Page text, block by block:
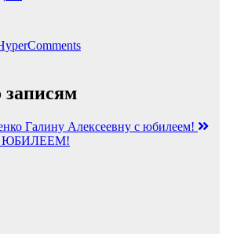
Галину Алексеевну с юбилеем!
ЮБИЛЕЕМ!